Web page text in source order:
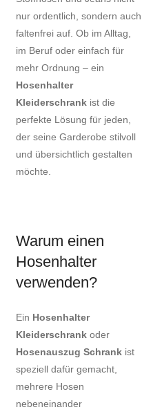
nur ordentlich, sondern auch
faltenfrei auf. Ob im Alltag,
im Beruf oder einfach für
mehr Ordnung – ein
Hosenhalter
Kleiderschrank ist die
perfekte Lösung für jeden,
der seine Garderobe stilvoll
und übersichtlich gestalten
möchte.
Warum einen
Hosenhalter
verwenden?
Ein Hosenhalter
Kleiderschrank oder
Hosenauszug Schrank ist
speziell dafür gemacht,
mehrere Hosen
nebeneinander